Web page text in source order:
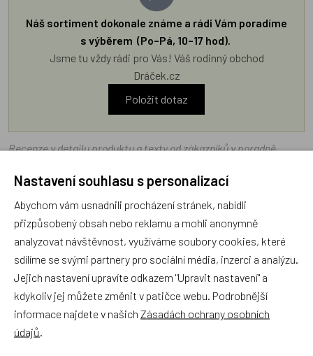
Náš sortiment dokonale známe a rádi Vám poradíme
s výběrem (Po–Pá, 10–17 hod).
Jsme tu vždy rádi pro Vás! Váš rodinný obchod
Dráček.cz
Položit dotaz
Recenze v detailu produktu a texty od zákazníků v poradně
e-shopu Dráček.cz texty zákazníků předem neschvaluje ani
neověřuje.
Zatím zde nejsou žádné dotazy. Buďte první, kdo se zeptá!
Recenze
Nastavení souhlasu s personalizací
Abychom vám usnadnili procházení stránek, nabídli
přizpůsobený obsah nebo reklamu a mohli anonymně
analyzovat návštěvnost, využíváme soubory cookies, které
sdílíme se svými partnery pro sociální média, inzerci a analýzu.
Jejich nastavení upravíte odkazem "Upravit nastavení" a
kdykoliv jej můžete změnit v patičce webu. Podrobnější
informace najdete v našich Zásadách ochrany osobních
údajů